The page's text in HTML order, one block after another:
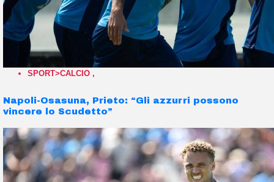
SPORT>CALCIO ,
Napoli-Osasuna, Prieto: “Gli azzurri possono
vincere lo Scudetto”